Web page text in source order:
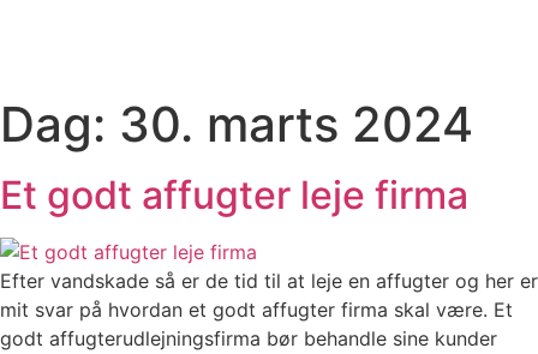
Dag: 30. marts 2024
Et godt affugter leje firma
Efter vandskade så er de tid til at leje en affugter og her er
mit svar på hvordan et godt affugter firma skal være. Et
godt affugterudlejningsfirma bør behandle sine kunder